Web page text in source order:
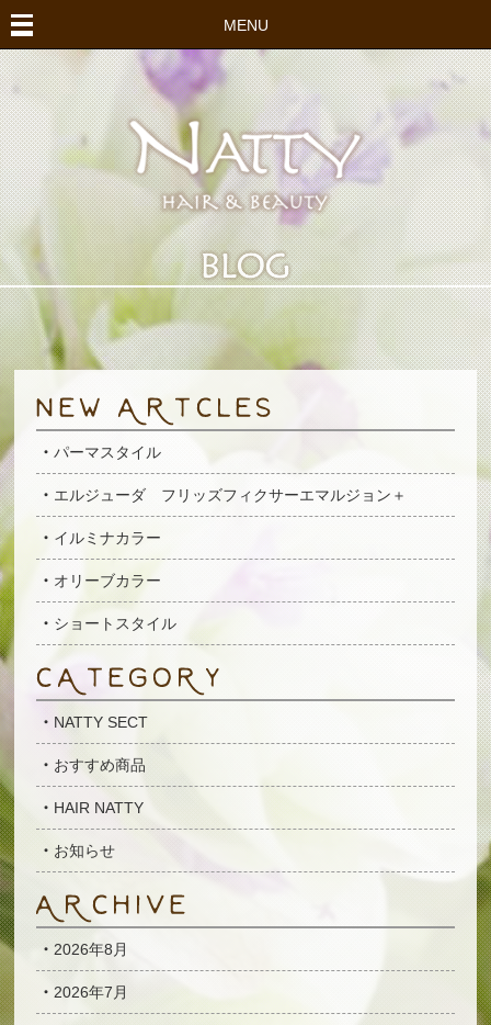
MENU
パーマスタイル
エルジューダ フリッズフィクサーエマルジョン＋
イルミナカラー
オリーブカラー
ショートスタイル
NATTY SECT
おすすめ商品
HAIR NATTY
お知らせ
2026年8月
2026年7月